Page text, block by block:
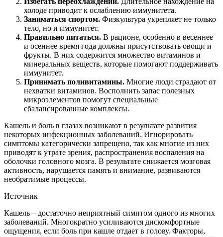
холоде приводит к ослаблению иммунитета.
Заниматься спортом. Физкультура укрепляет не только
тело, но и иммунитет.
Правильно питаться. В рационе, особенно в весеннее
и осеннее время года должны присутствовать овощи и
фрукты. В них содержится множество витаминов и
минеральных веществ, которые помогают поддерживать
иммунитет.
Принимать поливитамины. Многие люди страдают от
нехватки витаминов. Восполнить запас полезных
микроэлементов помогут специальные
сбалансированные комплексы.
Кашель и боль в глазах возникают в результате развития
некоторых инфекционных заболеваний. Игнорировать
симптомы категорически запрещено, так как многие из них
приводят к утрате зрения, распространения воспаления на
оболочки головного мозга. В результате снижается мозговая
активность, нарушается память и внимание, развиваются
необратимые процессы.
Источник
Кашель – достаточно неприятный симптом одного из многих
заболеваний. Многократно усиливаются дискомфортные
ощущения, если боль при кашле отдает в голову. Факторы,